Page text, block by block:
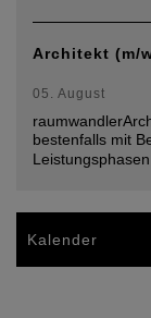
Architekt (m/
05. August
bestenfalls mit
Kalender